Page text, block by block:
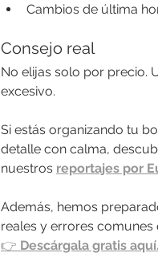
Cambios de última
Consejo real
No elijas solo por precio.
excesivo.
Si estás organizando tu
detalle con calma,
nuestros reportajes por
Además, hemos
reales y errores
👉 Descárgala gratis aquí.